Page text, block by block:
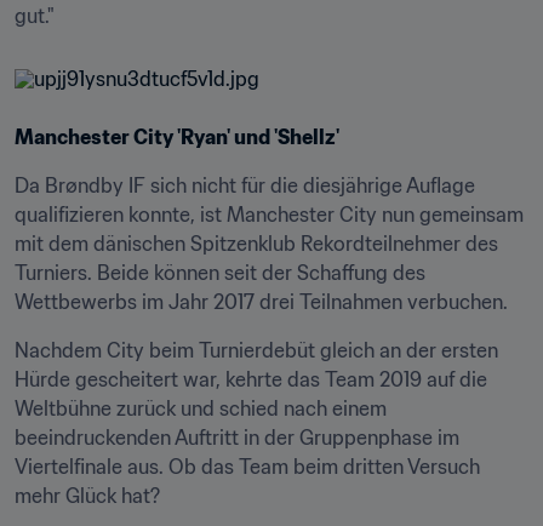
gut."
Manchester City 'Ryan' und 'Shellz'
Da Brøndby IF sich nicht für die diesjährige Auflage
qualifizieren konnte, ist Manchester City nun gemeinsam
mit dem dänischen Spitzenklub Rekordteilnehmer des
Turniers. Beide können seit der Schaffung des
Wettbewerbs im Jahr 2017 drei Teilnahmen verbuchen.
Nachdem City beim Turnierdebüt gleich an der ersten
Hürde gescheitert war, kehrte das Team 2019 auf die
Weltbühne zurück und schied nach einem
beeindruckenden Auftritt in der Gruppenphase im
Viertelfinale aus. Ob das Team beim dritten Versuch
mehr Glück hat?